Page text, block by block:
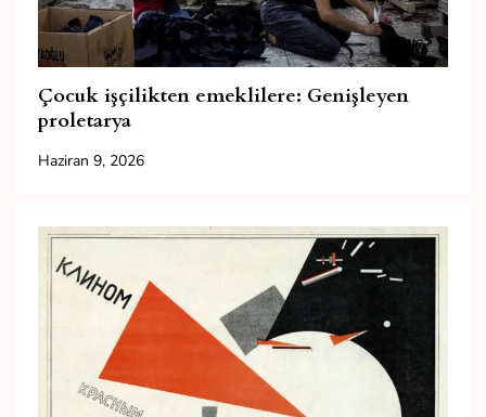
Çocuk işçilikten emeklilere: Genişleyen
proletarya
Haziran 9, 2026